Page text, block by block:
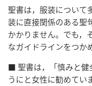
聖書は，服装について
装に直接関係のある聖
かかりません。でも，
なガイドラインをつ
■ 聖書は，「慎みと
うにと女性に勧めてい